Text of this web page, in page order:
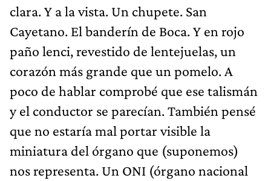
clara. Y a la vista. Un chupete. San
Cayetano. El banderín de Boca. Y en rojo
paño lenci, revestido de lentejuelas, un
corazón más grande que un pomelo. A
poco de hablar comprobé que ese talismán
y el conductor se parecían. También pensé
que no estaría mal portar visible la
miniatura del órgano que (suponemos)
nos representa. Un ONI (órgano nacional